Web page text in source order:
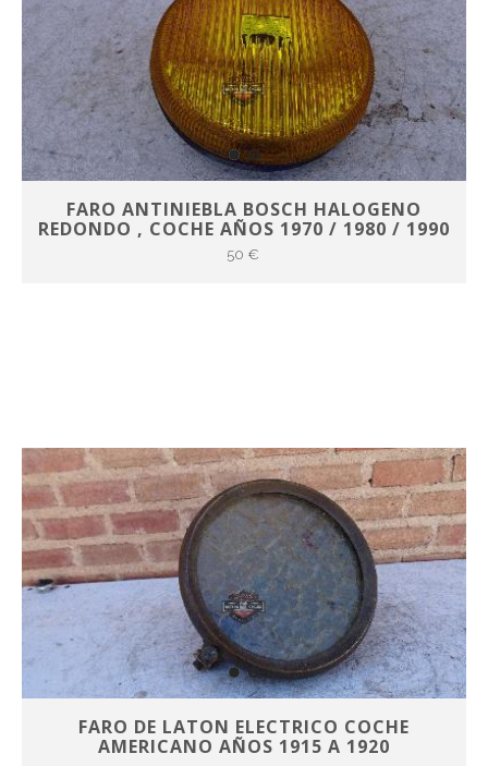
FARO ANTINIEBLA BOSCH HALOGENO
REDONDO , COCHE AÑOS 1970 / 1980 / 1990
50 €
FARO DE LATON ELECTRICO COCHE
AMERICANO AÑOS 1915 A 1920